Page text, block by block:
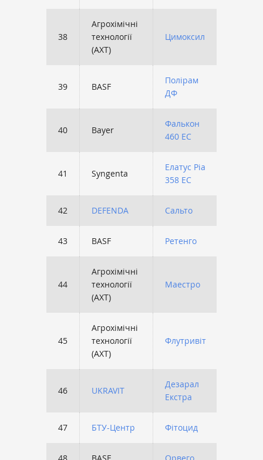
38
Агрохімічні
технології
(АХТ)
Цимоксил
39 BASF
Полірам
ДФ
40 Bayer
Фалькон
460 ЕС
41 Syngenta
Елатус Ріа
358 ЕС
42 DEFENDA Сальто
43 BASF Ретенго
44
Агрохімічні
технології
(АХТ)
Маестро
45
Агрохімічні
технології
(АХТ)
Флутривіт
46 UKRAVIT
Дезарал
Екстра
47 БТУ-Центр Фітоцид